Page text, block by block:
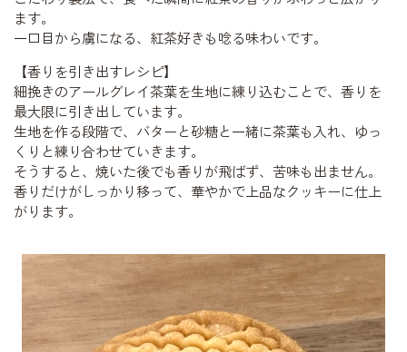
ます。
一口目から虜になる、紅茶好きも唸る味わいです。
【香りを引き出すレシピ】
細挽きのアールグレイ茶葉を生地に練り込むことで、香りを
最大限に引き出しています。
生地を作る段階で、バターと砂糖と一緒に茶葉も入れ、ゆっ
くりと練り合わせていきます。
そうすると、焼いた後でも香りが飛ばず、苦味も出ません。
香りだけがしっかり移って、華やかで上品なクッキーに仕上
がります。